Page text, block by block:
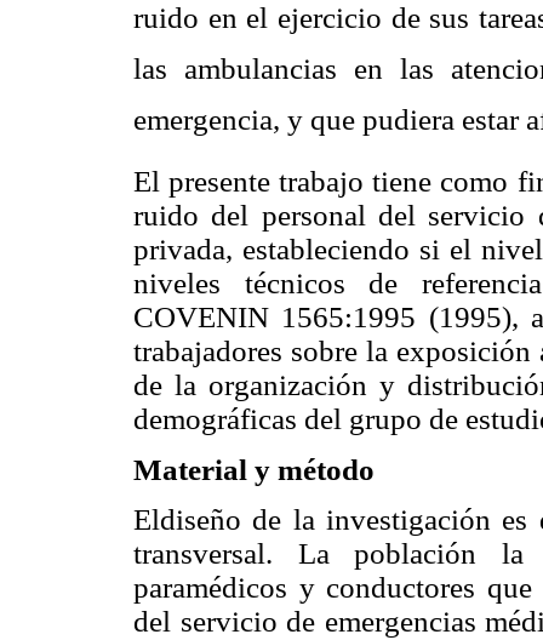
ruido en el ejercicio de sus
las ambulancias en las
emergencia, y que pudiera estar
El presente trabajo tiene como
ruido del personal del servicio
privada, estableciendo si el
niveles técnicos de
COVENIN 1565:1995 (1995),
trabajadores sobre la
de la organización y
demográficas del grupo de
Material y método
Eldiseño de la investigación
transversal. La población la
paramédicos y conductores
del servicio de emergencias